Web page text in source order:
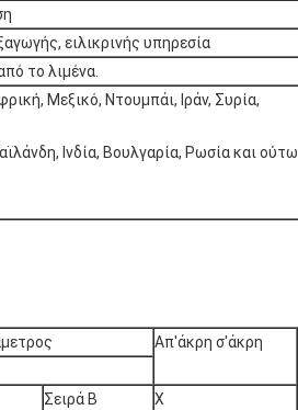
ειλικρινής υπηρεσία
το λιμένα.
Μεξικό, Ντουμπάι, Ιράν, Συρία,
Ινδία, Βουλγαρία, Ρωσία και ούτω
Απ'άκρη σ'άκρη
Σειρά Β
Χ